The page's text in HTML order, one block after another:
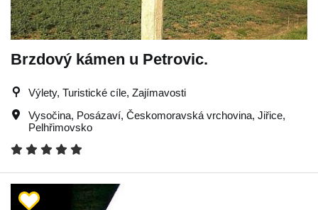
Brzdový kámen u Petrovic.
Výlety, Turistické cíle, Zajímavosti
Vysočina, Posázaví, Českomoravská vrchovina, Jiřice,
Pelhřimovsko